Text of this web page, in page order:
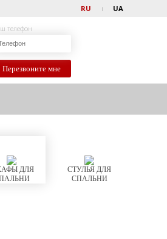
RU UA
телефон
Перезвоните мне
ДЛЯ
СТУЛЬЯ ДЛЯ
СПАЛЬНИ